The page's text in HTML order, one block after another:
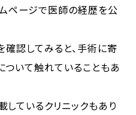
ページで医師の経歴を公
確認してみると、手術に寄
いて触れていることもあ
ているクリニックもあり